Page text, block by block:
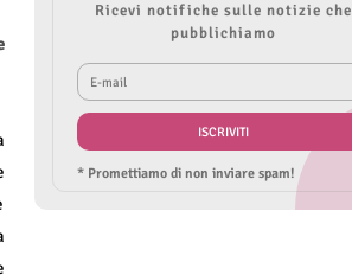
Ricevi notifiche sulle notizie che
pubblichiamo
* Promettiamo di non inviare spam!